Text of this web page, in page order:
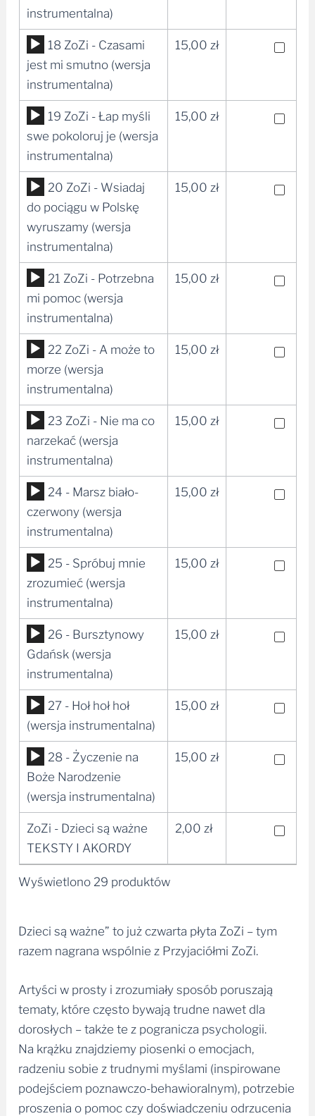
dźwiękowych
instrumentalna)
Odtwarzacz
plików
dźwiękowych
18 ZoZi - Czasami
jest mi smutno (wersja
instrumentalna)
15,00 zł
Odtwarzacz
plików
dźwiękowych
19 ZoZi - Łap myśli
swe pokoloruj je (wersja
instrumentalna)
15,00 zł
Odtwarzacz
plików
dźwiękowych
20 ZoZi - Wsiadaj
do pociągu w Polskę
wyruszamy (wersja
instrumentalna)
15,00 zł
Odtwarzacz
plików
dźwiękowych
21 ZoZi - Potrzebna
mi pomoc (wersja
instrumentalna)
15,00 zł
Odtwarzacz
plików
dźwiękowych
22 ZoZi - A może to
morze (wersja
instrumentalna)
15,00 zł
Odtwarzacz
plików
dźwiękowych
23 ZoZi - Nie ma co
narzekać (wersja
instrumentalna)
15,00 zł
Odtwarzacz
plików
dźwiękowych
24 - Marsz biało-
czerwony (wersja
instrumentalna)
15,00 zł
Odtwarzacz
plików
dźwiękowych
25 - Spróbuj mnie
zrozumieć (wersja
instrumentalna)
15,00 zł
Odtwarzacz
plików
dźwiękowych
26 - Bursztynowy
Gdańsk (wersja
instrumentalna)
15,00 zł
Odtwarzacz
plików
dźwiękowych
27 - Hoł hoł hoł
(wersja instrumentalna)
15,00 zł
Odtwarzacz
plików
dźwiękowych
28 - Życzenie na
Boże Narodzenie
(wersja instrumentalna)
15,00 zł
ZoZi - Dzieci są ważne
TEKSTY I AKORDY
2,00 zł
t
n
i
Wyświetlono 29 produktów
Dzieci są ważne” to już czwarta płyta ZoZi – tym
razem nagrana wspólnie z Przyjaciółmi ZoZi.
Artyści w prosty i zrozumiały sposób poruszają
tematy, które często bywają trudne nawet dla
dorosłych – także te z pogranicza psychologii.
Na krążku znajdziemy piosenki o emocjach,
radzeniu sobie z trudnymi myślami (inspirowane
podejściem poznawczo-behawioralnym), potrzebie
proszenia o pomoc czy doświadczeniu odrzucenia